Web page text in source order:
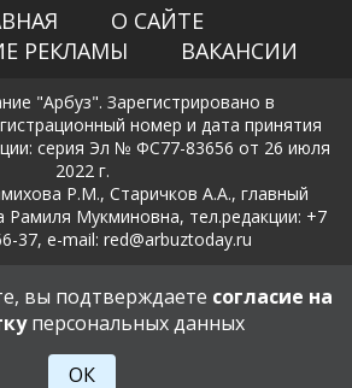
О САЙТЕ
РЕКЛАМЫ
ВАКАНСИИ
"Арбуз". Зарегистрировано в
номер и дата принятия
серия Эл № ФС77-83656 от 26 июля
2022 г.
Р.М., Старичков А.А., главный
Рамиля Мукминовна, тел.редакции: +7
37, e-mail: red@arbuztoday.ru
обработки и защиты персональных
данных
18+
вы подтверждаете согласие на
персональных данных
ОК